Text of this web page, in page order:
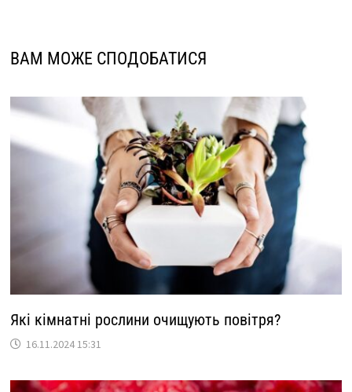
ВАМ МОЖЕ СПОДОБАТИСЯ
Які кімнатні рослини очищують повітря?
16.11.2024 15:31